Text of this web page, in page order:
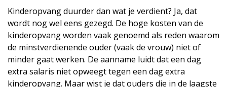
Kinderopvang duurder dan wat je verdient? Ja, dat
wordt nog wel eens gezegd. De hoge kosten van de
kinderopvang worden vaak genoemd als reden waarom
de minstverdienende ouder (vaak de vrouw) niet of
minder gaat werken. De aanname luidt dat een dag
extra salaris niet opweegt tegen een dag extra
kinderopvang. Maar wist je dat ouders die in de laagste